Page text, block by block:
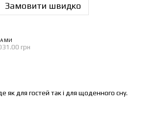
Замовити швидко
грн
як для гостей так і для щоденного сну.